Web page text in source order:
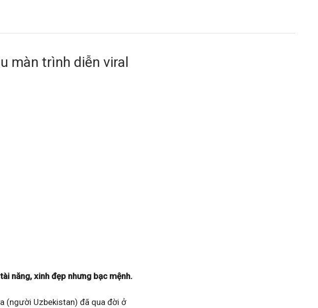
màn trình diễn viral
năng, xinh đẹp nhưng bạc mệnh.
(người Uzbekistan) đã qua đời ở